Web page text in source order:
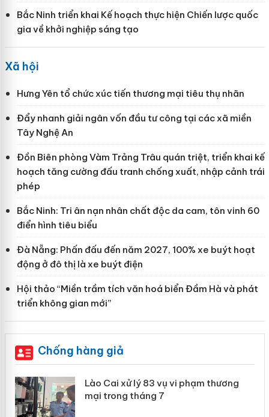
Bắc Ninh triển khai Kế hoạch thực hiện Chiến lược quốc
gia về khởi nghiệp sáng tạo
Xã hội
Hưng Yên tổ chức xúc tiến thương mại tiêu thụ nhãn
Đẩy nhanh giải ngân vốn đầu tư công tại các xã miền
Tây Nghệ An
Đồn Biên phòng Vàm Trảng Trâu quán triệt, triển khai kế
hoạch tăng cường đấu tranh chống xuất, nhập cảnh trái
phép
Bắc Ninh: Tri ân nạn nhân chất độc da cam, tôn vinh 60
điển hình tiêu biểu
Đà Nẵng: Phấn đấu đến năm 2027, 100% xe buýt hoạt
động ở đô thị là xe buýt điện
Hội thảo “Miền trầm tích văn hoá biển Đầm Hà và phát
triển không gian mới”
Chống hàng giả
Lào Cai xử lý 83 vụ vi phạm thương
mại trong tháng 7